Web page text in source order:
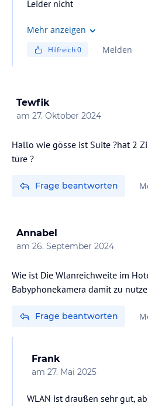
Leider nicht
Mehr anzeigen
Hilfreich0 Melden
Tewfik
am 27. Oktober 2024
Hallo wie gösse ist Suite ?hat 2
türe ?
Frage beantworten
Annabel
am 26. September 2024
Wie ist Die Wlanreichweite im
Babyphonekamera damit zu
Frage beantworten
Frank
am 27. Mai 2025
WLAN ist draußen sehr gut,